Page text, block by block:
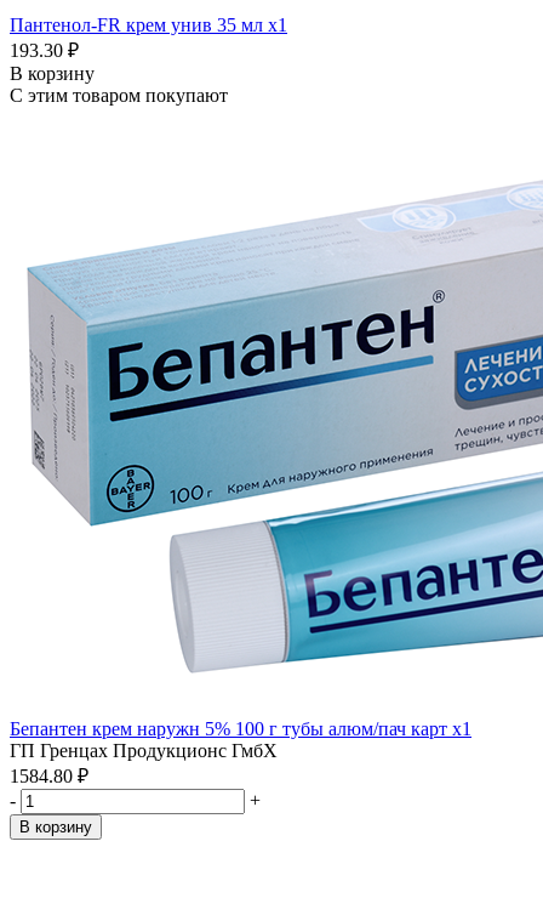
Пантенол-FR крем унив 35 мл x1
193.30 ₽
В корзину
С этим товаром покупают
Бепантен крем наружн 5% 100 г тубы алюм/пач карт x1
ГП Гренцах Продукционс ГмбХ
1584.80 ₽
-
+
В корзину